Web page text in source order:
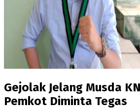
Gejolak Jelang Musda
Pemkot Diminta Tegas